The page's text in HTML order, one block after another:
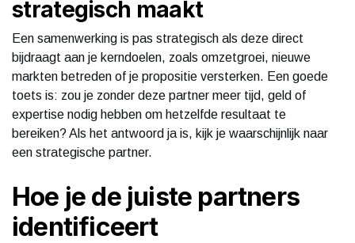
strategisch maakt
Een samenwerking is pas strategisch als deze direct
bijdraagt aan je kerndoelen, zoals omzetgroei, nieuwe
markten betreden of je propositie versterken. Een goede
toets is: zou je zonder deze partner meer tijd, geld of
expertise nodig hebben om hetzelfde resultaat te
bereiken? Als het antwoord ja is, kijk je waarschijnlijk naar
een strategische partner.
Hoe je de juiste partners
identificeert